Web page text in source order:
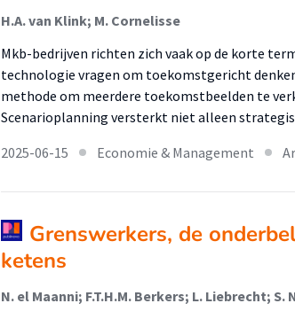
H.A. van Klink; M. Cornelisse
Mkb-bedrijven richten zich vaak op de korte
technologie vragen om toekomstgericht
methode om meerdere toekomstbeelden te
Scenarioplanning versterkt niet alleen
2025-06-15
Economie & Management
Grenswerkers, de
ketens
N. el Maanni; F.T.H.M. Berkers; L. Liebrecht;